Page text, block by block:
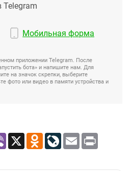
Telegram
Мобильная форма
приложении Telegram. После
бота» и напишите нам. Для
на значок скрепки, выберите
фото или видео в памяти устройства и
Viber X Odnoklassniki
LiveJournal
Email Print